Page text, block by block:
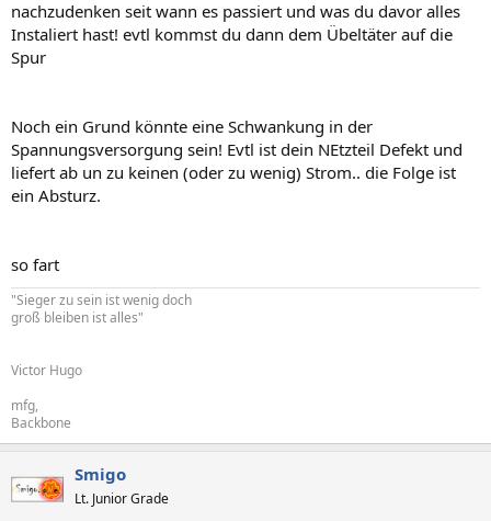
nachzudenken seit wann es passiert und was du davor alles
Instaliert hast! evtl kommst du dann dem Übeltäter auf die
Spur
Noch ein Grund könnte eine Schwankung in der
Spannungsversorgung sein! Evtl ist dein NEtzteil Defekt und
liefert ab un zu keinen (oder zu wenig) Strom.. die Folge ist
ein Absturz.
so fart
"Sieger zu sein ist wenig doch
groß bleiben ist alles"
Victor Hugo
mfg,
Backbone
Smigo
Lt. Junior Grade